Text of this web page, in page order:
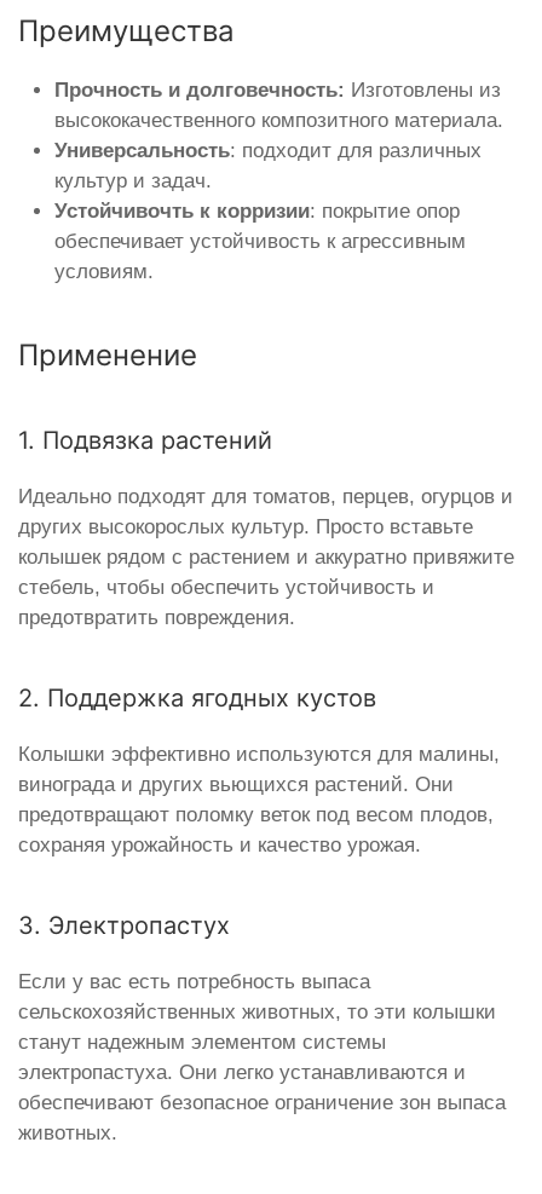
Преимущества
Прочность и долговечность: Изготовлены из
высококачественного композитного материала.
Универсальность: подходит для различных
культур и задач.
Устойчивочть к корризии: покрытие опор
обеспечивает устойчивость к агрессивным
условиям.
Применение
1. Подвязка растений
Идеально подходят для томатов, перцев, огурцов и
других высокорослых культур. Просто вставьте
колышек рядом с растением и аккуратно привяжите
стебель, чтобы обеспечить устойчивость и
предотвратить повреждения.
2. Поддержка ягодных кустов
Колышки эффективно используются для малины,
винограда и других вьющихся растений. Они
предотвращают поломку веток под весом плодов,
сохраняя урожайность и качество урожая.
3. Электропастух
Если у вас есть потребность выпаса
сельскохозяйственных животных, то эти колышки
станут надежным элементом системы
электропастуха. Они легко устанавливаются и
обеспечивают безопасное ограничение зон выпаса
животных.